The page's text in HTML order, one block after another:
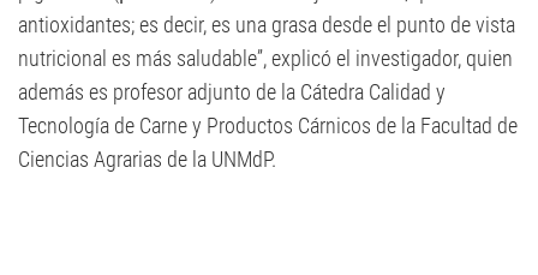
antioxidantes; es decir, es una grasa desde el punto de vista
nutricional es más saludable”, explicó el investigador, quien
además es profesor adjunto de la Cátedra Calidad y
Tecnología de Carne y Productos Cárnicos de la Facultad de
Ciencias Agrarias de la UNMdP.